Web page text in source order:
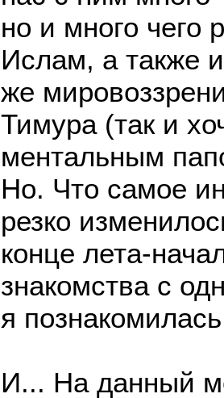
но и много чего
Ислам, а также
же
Тимура (так и
ментальным
Но. Что самое
резко
конце лета-
знакомства с
я
И... На данный